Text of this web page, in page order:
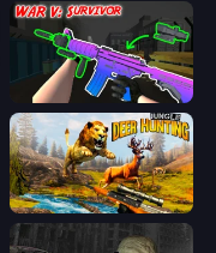
War V: Survivor
Jungle Deer Hunting